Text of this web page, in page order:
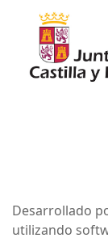
Desarrollado
utilizando